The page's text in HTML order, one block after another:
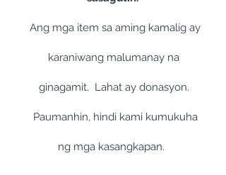
Ang mga item sa aming kamalig ay
karaniwang malumanay na
ginagamit. Lahat ay donasyon.
Paumanhin, hindi kami kumukuha
ng mga kasangkapan.